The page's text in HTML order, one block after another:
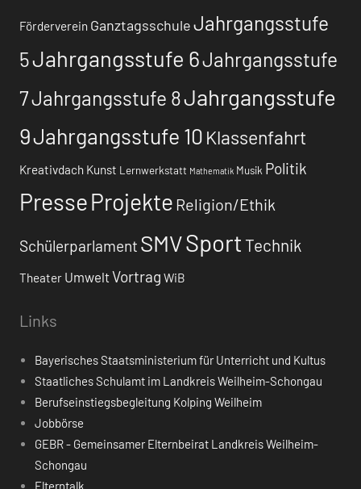
Förderverein GanztagsschuleJahrgangsstufe
5Jahrgangsstufe 6Jahrgangsstufe
7Jahrgangsstufe 8Jahrgangsstufe
9Jahrgangsstufe 10 Klassenfahrt
Kreativdach Kunst Lernwerkstatt Mathematik Musik Politik
PresseProjekte Religion/Ethik
Schülerparlament SMVSport Technik
Theater UmweltVortrag WiB
Links
Bayerisches Staatsministerium für Unterricht und Kultus
Staatliches Schulamt im Landkreis Weilheim-Schongau
Berufseinstiegsbegleitung Kolping Weilheim
Jobbörse
GEBR - Gemeinsamer Elternbeirat Landkreis Weilheim-
Schongau